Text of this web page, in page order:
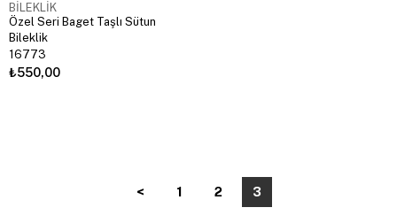
BİLEKLİK
Özel Seri Baget Taşlı Sütun
Bileklik
16773
₺550,00
< 1 2 3